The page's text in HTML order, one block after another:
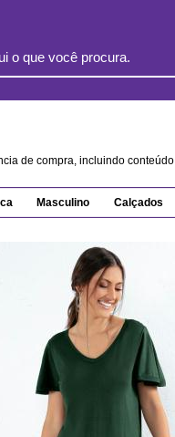
de compra, incluindo
Masculino Calçados